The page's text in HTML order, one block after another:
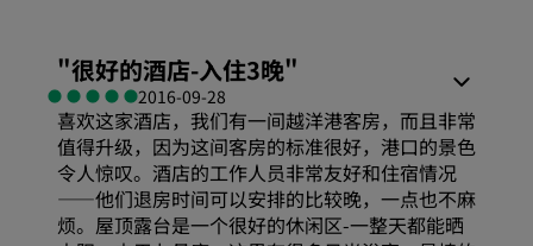
"很好的酒店-入住3晚"
2016-09-28
喜欢这家酒店，我们有一间越洋港客房，而且非常
值得升级，因为这间客房的标准很好，港口的景色
令人惊叹。酒店的工作人员非常友好和住宿情况
——他们退房时间可以安排的比较晚，一点也不麻
烦。屋顶露台是一个很好的休闲区-一整天都能晒